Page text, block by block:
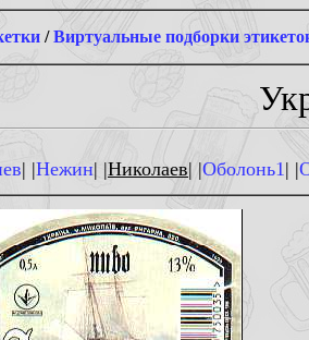
/Виртуальные подборки
| |Нежин| |Николаев| |Оболонь1| |